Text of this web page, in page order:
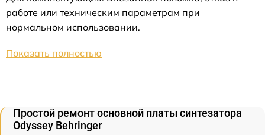
работе или техническим параметрам при
нормальном использовании.
Показать полностью
Простой ремонт основной платы синтезатора
Odyssey Behringer